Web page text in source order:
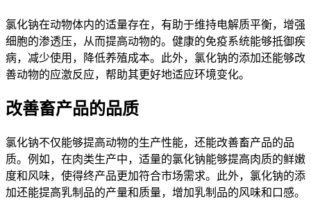
氯化钠在动物体内的适量存在，有助于维持电解质平衡，增强
细胞的渗透压，从而提高动物的。健康的免疫系统能够抵御疾
病，减少使用，降低养殖成本。此外，氯化钠的添加还能够改
善动物的应激反应，帮助其更好地适应环境变化。
改善畜产品的品质
氯化钠不仅能够提高动物的生产性能，还能改善畜产品的品
质。例如，在肉类生产中，适量的氯化钠能够提高肉质的鲜嫩
度和风味，使得终产品更加符合市场需求。此外，氯化钠的添
加还能提高乳制品的产量和质量，增加乳制品的风味和口感。